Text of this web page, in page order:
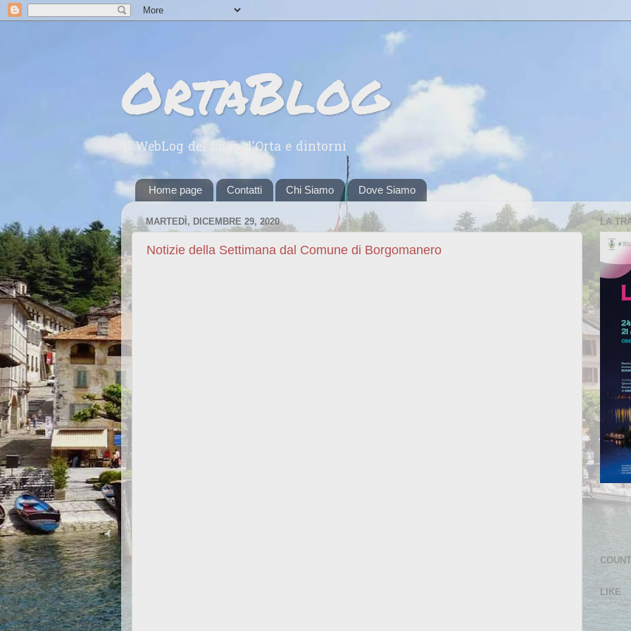
OrtaBlog
Il WebLog del Lago d'Orta e dintorni
Home page Contatti Chi Siamo Dove Siamo
MARTEDÌ, DICEMBRE 29, 2020
Notizie della Settimana dal Comune di Borgomanero
LA
LIKE